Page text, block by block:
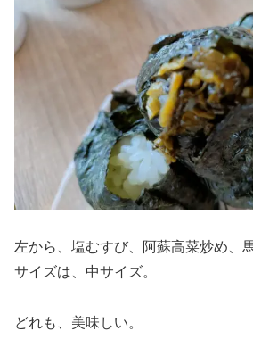
左から、塩むすび、阿蘇高菜炒め、
サイズは、中サイズ。
どれも、美味しい。